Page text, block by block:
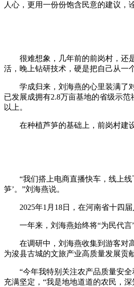
人心，更用一份份饱含民意的建议，
很难想象，几年前的前岗村，还是
活，晚上钻研技术，硬是把自己从一
学成归来，刘海燕的心里装满了对
已发展成拥有2.8万亩基地的省级示
以上。
在种植芦笋的基础上，前岗村建设
“我们搭上电商直播快车，线上线下
笋’。”刘海燕说。
2025年1月18日，在河南省十四届
一年来，刘海燕始终将“为民代言”
在调研中，刘海燕收集到游客对高
为浚县古城的文旅产业高质量发展贡
“今年我特别关注农产品质量安全
充满坚定，“我是地地道道的农民，